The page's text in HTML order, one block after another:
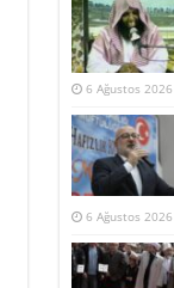
6 Ağustos
6 Ağustos